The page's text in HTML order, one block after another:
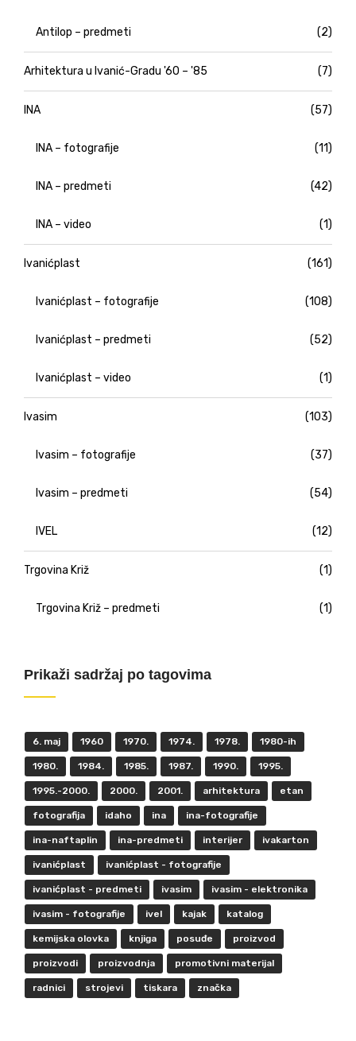
Antilop – predmeti (2)
Arhitektura u Ivanić-Gradu '60 – '85 (7)
INA (57)
INA – fotografije (11)
INA – predmeti (42)
INA – video (1)
Ivanićplast (161)
Ivanićplast – fotografije (108)
Ivanićplast – predmeti (52)
Ivanićplast – video (1)
Ivasim (103)
Ivasim – fotografije (37)
Ivasim – predmeti (54)
IVEL (12)
Trgovina Križ (1)
Trgovina Križ – predmeti (1)
Prikaži sadržaj po tagovima
6. maj 1960 1970. 1974. 1978. 1980-ih
1980. 1984. 1985. 1987. 1990. 1995.
1995.-2000. 2000. 2001. arhitektura etan
fotografija idaho ina ina-fotografije
ina-naftaplin ina-predmeti interijer ivakarton
ivanićplast ivanićplast - fotografije
ivanićplast - predmeti ivasim ivasim - elektronika
ivasim - fotografije ivel kajak katalog
kemijska olovka knjiga posuđe proizvod
proizvodi proizvodnja promotivni materijal
radnici strojevi tiskara značka